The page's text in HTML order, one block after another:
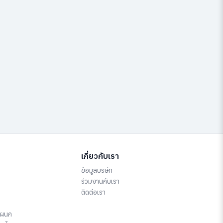
นก
เกี่ยวกับเรา
ข้อมูลบริษัท
ร่วมงานกับเรา
ติดต่อเรา